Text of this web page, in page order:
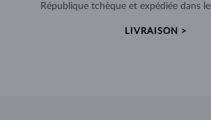
République tchèque et expédiée dans
LIVRAISON >